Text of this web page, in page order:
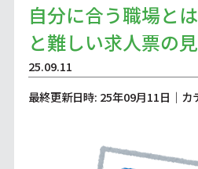
自分に合う職場
と難しい求人票の
25.09.11
最終更新日時: 25年09月11日｜カ